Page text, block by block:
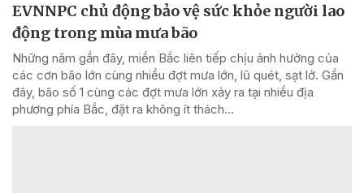
EVNNPC chủ động bảo vệ sức khỏe người lao
động trong mùa mưa bão
Những năm gần đây, miền Bắc liên tiếp chịu ảnh hưởng của
các cơn bão lớn cùng nhiều đợt mưa lớn, lũ quét, sạt lở. Gần
đây, bão số 1 cùng các đợt mưa lớn xảy ra tại nhiều địa
phương phía Bắc, đặt ra không ít thách...